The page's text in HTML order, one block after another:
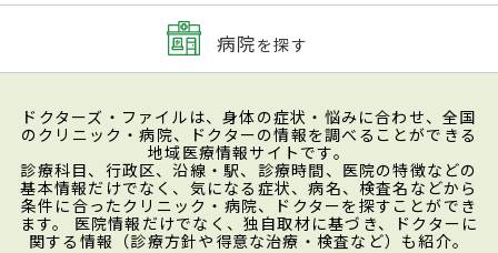
病院を探す
ドクターズ・ファイルは、身体の症状・悩みに合わせ、全国
のクリニック・病院、ドクターの情報を調べることができる
地域医療情報サイトです。
診療科目、行政区、沿線・駅、診療時間、医院の特徴などの
基本情報だけでなく、気になる症状、病名、検査名などから
条件に合ったクリニック・病院、ドクターを探すことができ
ます。 医院情報だけでなく、独自取材に基づき、ドクターに
関する情報（診療方針や得意な治療・検査など）も紹介。